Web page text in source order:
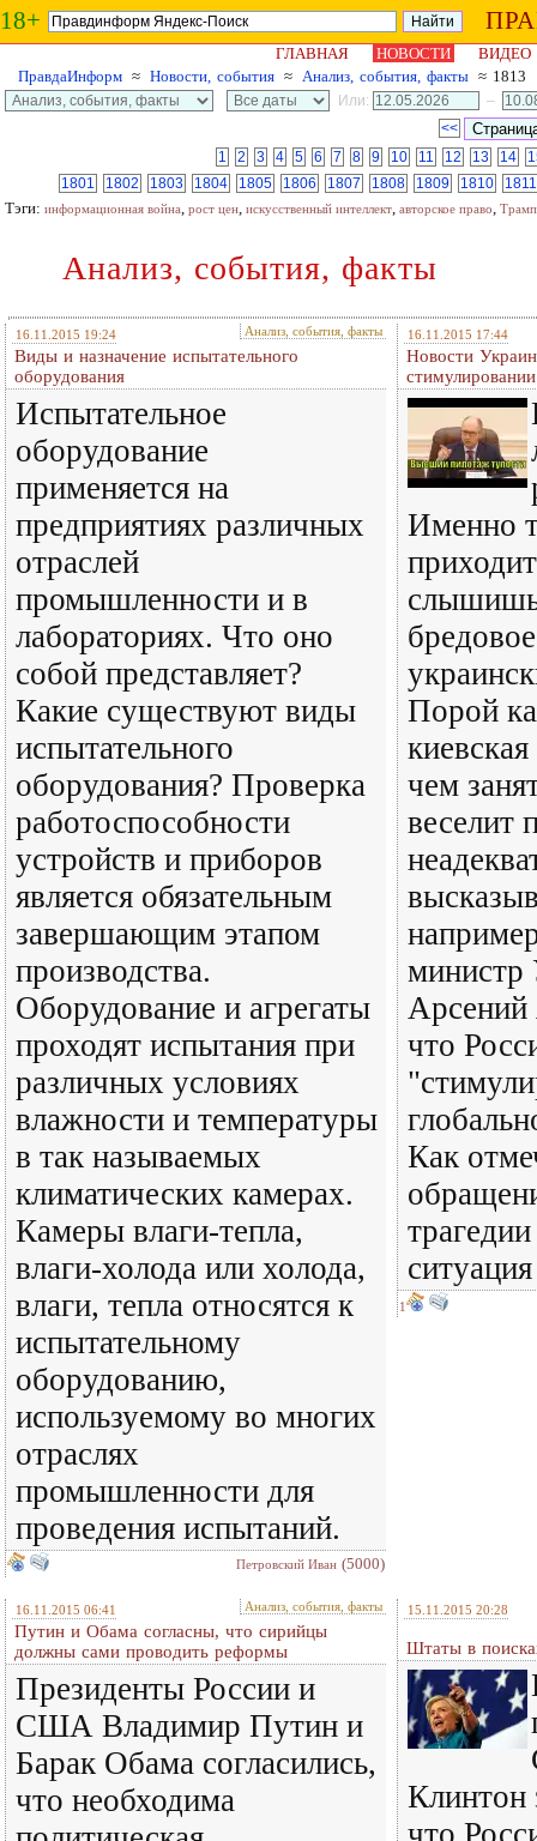
18+
ГЛАВНАЯ НОВОСТИ
ВИДЕО
ПравдаИнформ ≈ Новости, события ≈ Анализ, события, факты ≈ 1813
Или:
–
<<
1
2 3 4 5 6 7 8 9 10 11 12 13 14
1801
1802 1803 1804 1805 1806 1807 1808 1809 1810 1811
Тэги: информационная война, рост цен, искусственный интеллект, авторское право, Трамп
Анализ, события, факты
16.11.2015 19:24 Анализ, события, факты
Виды и назначение испытательного
оборудования
Испытательное
оборудование
применяется на
предприятиях различных
отраслей
промышленности и в
лабораториях. Что оно
собой представляет?
Какие существуют виды
испытательного
оборудования? Проверка
работоспособности
устройств и приборов
является обязательным
завершающим этапом
производства.
Оборудование и агрегаты
проходят испытания при
различных условиях
влажности и температуры
в так называемых
климатических камерах.
Камеры влаги-тепла,
влаги-холода или холода,
влаги, тепла относятся к
испытательному
оборудованию,
используемому во многих
отраслях
промышленности для
проведения испытаний.
Петровский Иван (5000)
16.11.2015 17:44
Новости
Именно
Порой
чем
веселит
министр
Арсений
что
Как
1
16.11.2015 06:41 Анализ, события, факты
Путин и Обама согласны, что сирийцы
должны сами проводить реформы
Президенты России и
США Владимир Путин и
Барак Обама согласились,
что необходима
15.11.2015 20:28
Штаты в
Клинтон
что